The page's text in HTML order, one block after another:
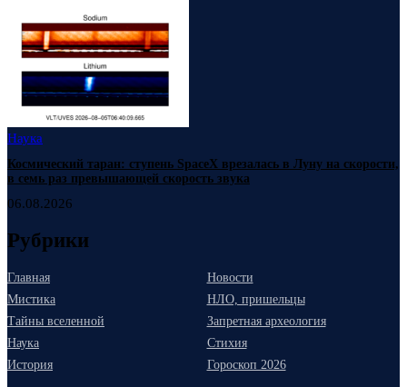
Наука
Космический таран: ступень SpaceX врезалась в Луну на скорости,
в семь раз превышающей скорость звука
06.08.2026
Рубрики
Главная
Новости
Мистика
НЛО, пришельцы
Тайны вселенной
Запретная археология
Наука
Стихия
История
Гороскоп 2026